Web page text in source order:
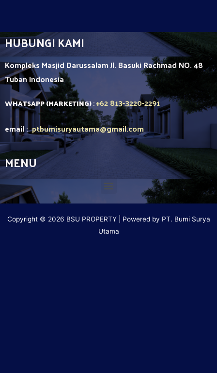
HUBUNGI KAMI
Kompleks Masjid Darussalam Jl. Basuki Rachmad NO. 48
TubanIndonesia
WHATSAPP (MARKETING):+62 813-3220-2291
email :ptbumisuryautama@gmail.com
MENU
Copyright © 2026 BSU PROPERTY | Powered by PT. Bumi Surya
Utama